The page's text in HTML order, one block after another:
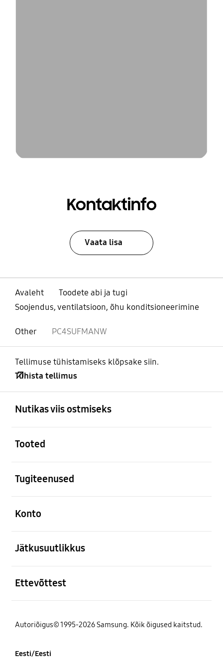
Kontaktinfo
Vaata lisa
Avaleht
Toodete abi ja tugi
Soojendus, ventilatsioon, õhu konditsioneerimine
Other PC4SUFMANW
Tellimuse tühistamiseks klõpsake siin.
Tühista tellimus
Nutikas viis ostmiseks
Tooted
Tugiteenused
Konto
Jätkusuutlikkus
Ettevõttest
Autoriõigus© 1995-2026 Samsung. Kõik õigused kaitstud.
Eesti/Eesti